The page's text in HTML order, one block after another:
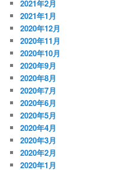
2021年2月
2021年1月
2020年12月
2020年11月
2020年10月
2020年9月
2020年8月
2020年7月
2020年6月
2020年5月
2020年4月
2020年3月
2020年2月
2020年1月